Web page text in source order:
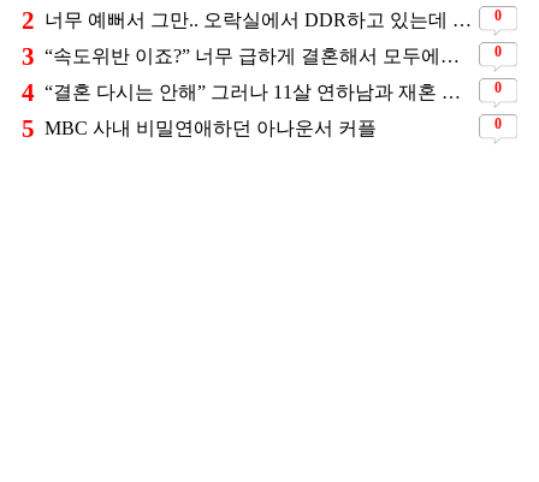
2 너무 예뻐서 그만.. 오락실에서 DDR하고 있는데 지나가던 이상민이 캐스팅했다는 연예인 0
3 “속도위반 이죠?” 너무 급하게 결혼해서 모두에게 의심 받았던 스타 0
4 “결혼 다시는 안해” 그러나 11살 연하남과 재혼 발표 0
5 MBC 사내 비밀연애하던 아나운서 커플 0